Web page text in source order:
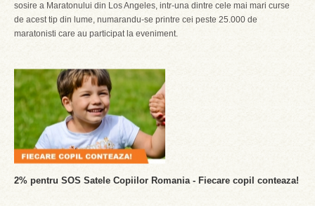
sosire a Maratonului din Los Angeles, intr-una dintre cele mai mari curse
de acest tip din lume, numarandu-se printre cei peste 25.000 de
maratonisti care au participat la eveniment.
2% pentru SOS Satele Copiilor Romania - Fiecare copil conteaza!